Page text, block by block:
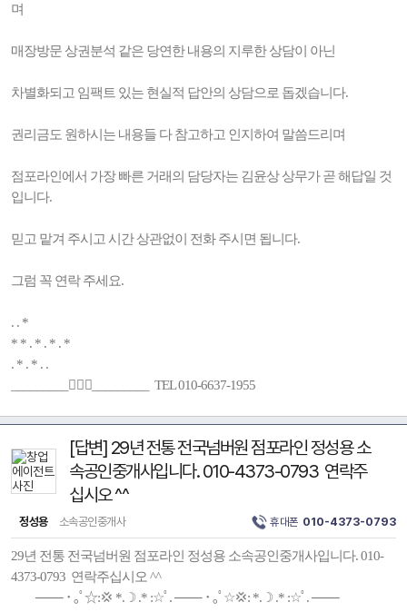
며
매장방문 상권분석 같은 당연한 내용의 지루한 상담이 아닌
차별화되고 임팩트 있는 현실적 답안의 상담으로 돕겠습니다.
권리금도 원하시는 내용들 다 참고하고 인지하여 말씀드리며
점포라인에서 가장 빠른 거래의 담당자는 김윤상 상무가 곧 해답일 것
입니다.
믿고 맡겨 주시고 시간 상관없이 전화 주시면 됩니다.
그럼 꼭 연락 주세요.
. . *
* * . * . * . *
. * . * . .
_________🚶🏻‍♂️_________ TEL 010-6637-1955
[답변] 29년 전통 전국넘버원 점포라인 정성용 소
속공인중개사입니다. 010-4373-0793 연락주
십시오 ^^
정성용 소속공인중개사 휴대폰 010-4373-0793
29년 전통 전국넘버원 점포라인 정성용 소속공인중개사입니다. 010-
4373-0793 연락주십시오 ^^
─── ･ ｡ﾟ☆:💢 *.☽ .* :☆ﾟ. ─── ･ ｡ﾟ☆💢: *.☽ .* :☆ﾟ. ───